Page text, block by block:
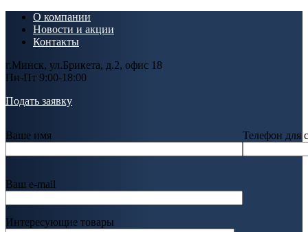
О компании
Новости и акции
Контакты
г.Минск, ул.Брикета, д.2, офис 18
Пн-Пт 9:00-18:00
Подать заявку
Ваше имя Телефон для
Ваш e-mail
Интересующие товары